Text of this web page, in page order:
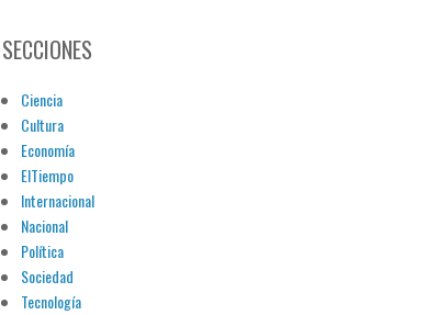
SECCIONES
Ciencia
Cultura
Economía
ElTiempo
Internacional
Nacional
Política
Sociedad
Tecnología